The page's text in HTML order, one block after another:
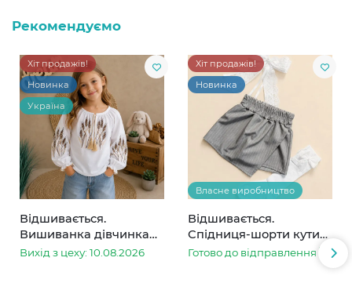
Рекомендуємо
Хіт продажів!
Новинка
Україна
Відшивається.
Вишиванка дівчинка
колоски
Вихід з цеху: 10.08.2026
Хіт продажів!
Новинка
Власне виробництво
Відшивається.
Спідниця-шорти кутик
сіра в смужку
Готово до відправлення